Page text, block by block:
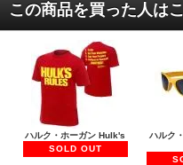
この商品を買った人は
ハルク・ホーガン Hulk's
SOLD OUT
ハルク